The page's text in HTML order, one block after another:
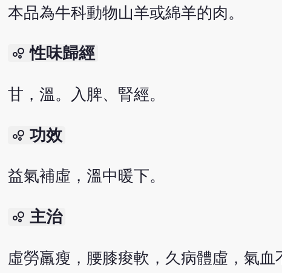
本品為牛科動物山羊或綿羊的肉。
bubble_chart 性味歸經
甘，溫。入脾、腎經。
bubble_chart 功效
益氣補虛，溫中暖下。
bubble_chart 主治
虛勞羸瘦，腰膝痠軟，久病體虛，氣